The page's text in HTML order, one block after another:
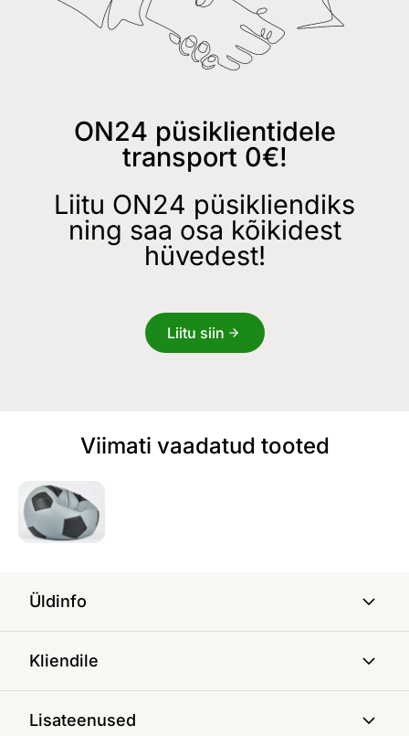
ON24 püsiklientidele
transport 0€!
Liitu ON24 püsikliendiks
ning saa osa kõikidest
hüvedest!
Liitu siin
Viimati vaadatud tooted
Üldinfo
Kliendile
Lisateenused